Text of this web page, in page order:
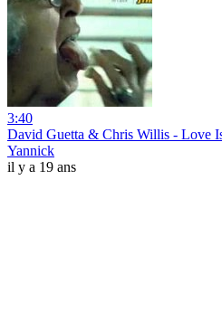
3:40
David Guetta & Chris Willis - Love
Yannick
il y a 19 ans